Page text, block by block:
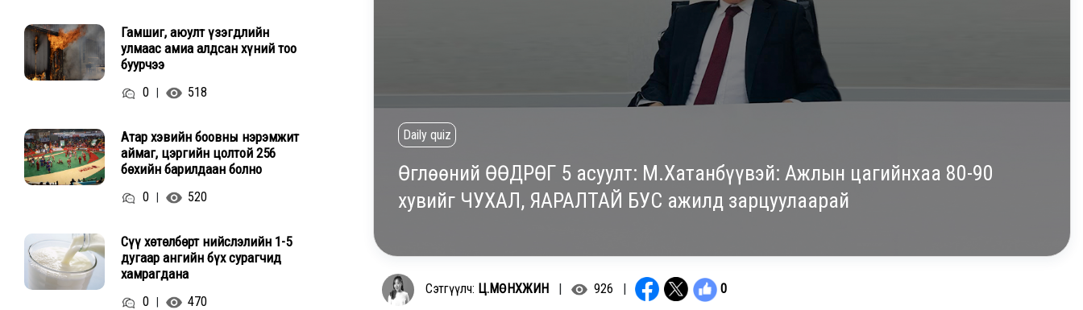
Гамшиг, аюулт үзэгдлийн
улмаас амиа алдсан хүний тоо
буурчээ
0 518
Атар хэвийн боовны нэрэмжит
аймаг, цэргийн цолтой 256
бөхийн барилдаан болно
0 520
Сүү хөтөлбөрт нийслэлийн 1-5
дугаар ангийн бүх сурагчид
хамрагдана
0 470
Daily quiz
Өглөөний ӨӨДРӨГ 5 асуулт: М.Хатанбүүвэй: Ажлын цагийнхаа 80-90
хувийг ЧУХАЛ, ЯАРАЛТАЙ БУС ажилд зарцуулаарай
Сэтгүүлч: Ц.МӨНХЖИН | 926 | 0